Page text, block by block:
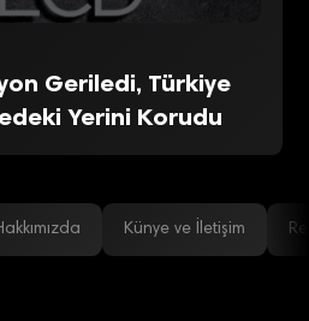
Geriledi, Türkiye
Yerini Korudu
Künye ve İletişim